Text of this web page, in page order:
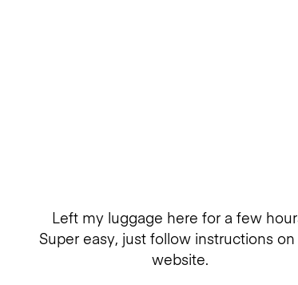
Left my luggage here for a few
Super easy, just follow instructions
website.